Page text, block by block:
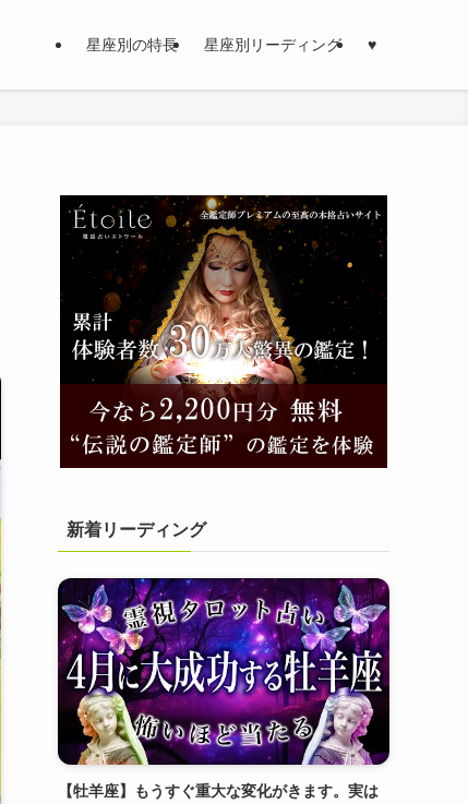
星座別の特長 星座別リーディング ♥
新着リーディング
【牡羊座】もうすぐ重大な変化がきます。実は